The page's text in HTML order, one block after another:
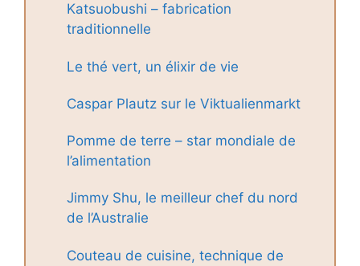
Katsuobushi – fabrication
traditionnelle
Le thé vert, un élixir de vie
Caspar Plautz sur le Viktualienmarkt
Pomme de terre – star mondiale de
l’alimentation
Jimmy Shu, le meilleur chef du nord
de l’Australie
Couteau de cuisine, technique de